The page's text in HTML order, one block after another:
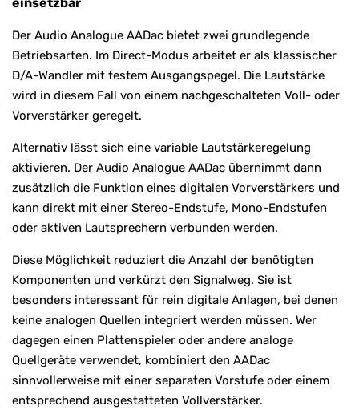
Der Audio Analogue AADac bietet zwei grundlegende
Betriebsarten. Im Direct-Modus arbeitet er als klassischer
D/A-Wandler mit festem Ausgangspegel. Die Lautstärke
wird in diesem Fall von einem nachgeschalteten Voll- oder
Vorverstärker geregelt.
Alternativ lässt sich eine variable Lautstärkeregelung
aktivieren. Der Audio Analogue AADac übernimmt dann
zusätzlich die Funktion eines digitalen Vorverstärkers und
kann direkt mit einer Stereo-Endstufe, Mono-Endstufen
oder aktiven Lautsprechern verbunden werden.
Diese Möglichkeit reduziert die Anzahl der benötigten
Komponenten und verkürzt den Signalweg. Sie ist
besonders interessant für rein digitale Anlagen, bei denen
keine analogen Quellen integriert werden müssen. Wer
dagegen einen Plattenspieler oder andere analoge
Quellgeräte verwendet, kombiniert den AADac
sinnvollerweise mit einer separaten Vorstufe oder einem
entsprechend ausgestatteten Vollverstärker.